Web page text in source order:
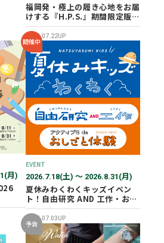
福岡発・極上の履き心地をお届
けする『H.P.S.』期間限定販売
会を開催✨
2026.07.22UP
月)
開催中
EVENT
2026.7.18(土) 〜 2026.8.31(月)
夏休みわくわくキッズイベン
ト！自由研究 AND 工作・おし
ごと体験！
2026.07.03UP
予告